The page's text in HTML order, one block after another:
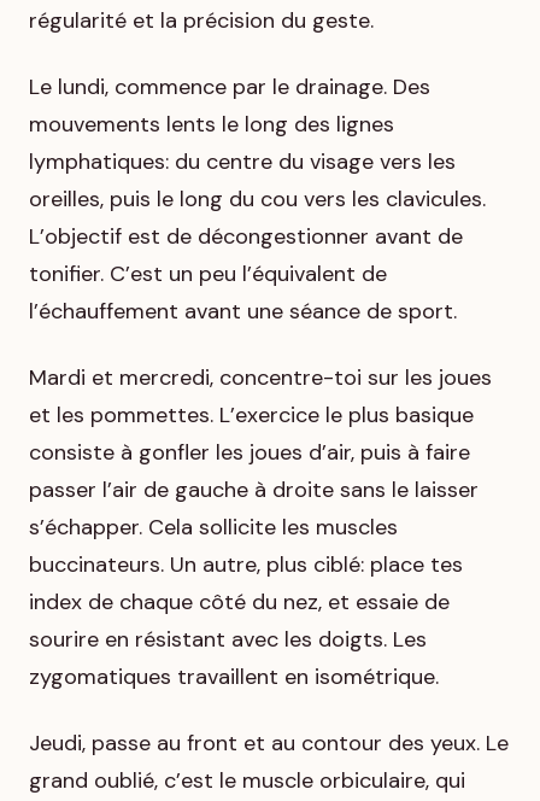
régularité et la précision du geste.
Le lundi, commence par le drainage. Des
mouvements lents le long des lignes
lymphatiques: du centre du visage vers les
oreilles, puis le long du cou vers les clavicules.
L’objectif est de décongestionner avant de
tonifier. C’est un peu l’équivalent de
l’échauffement avant une séance de sport.
Mardi et mercredi, concentre-toi sur les joues
et les pommettes. L’exercice le plus basique
consiste à gonfler les joues d’air, puis à faire
passer l’air de gauche à droite sans le laisser
s’échapper. Cela sollicite les muscles
buccinateurs. Un autre, plus ciblé: place tes
index de chaque côté du nez, et essaie de
sourire en résistant avec les doigts. Les
zygomatiques travaillent en isométrique.
Jeudi, passe au front et au contour des yeux. Le
grand oublié, c’est le muscle orbiculaire, qui